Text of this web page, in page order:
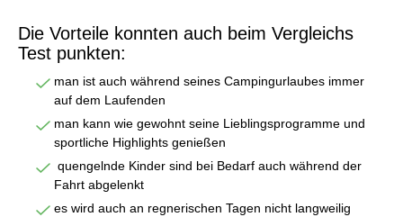
Die Vorteile konnten auch beim Vergleichs
Test punkten:
man ist auch während seines Campingurlaubes immer
auf dem Laufenden
man kann wie gewohnt seine Lieblingsprogramme und
sportliche Highlights genießen
quengelnde Kinder sind bei Bedarf auch während der
Fahrt abgelenkt
es wird auch an regnerischen Tagen nicht langweilig